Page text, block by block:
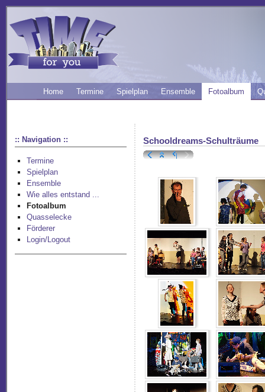
Home Termine Spielplan Ensemble Fotoalbum
:: Navigation ::
Termine
Spielplan
Ensemble
Wie alles entstand ...
Fotoalbum
Quasselecke
Förderer
Login/Logout
Schooldreams-Schulträume